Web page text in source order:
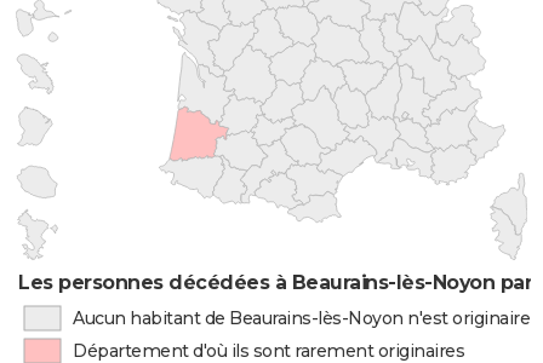
Les personnes décédées à Beaurains-lès-Noyon par
Aucun habitant de Beaurains-lès-Noyon n'est originaire
Département d'où ils sont rarement originaires